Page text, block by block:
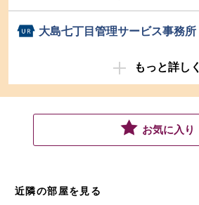
大島七丁目管理サービス事務所
もっと詳しく
お気に入り
近隣の部屋を見る